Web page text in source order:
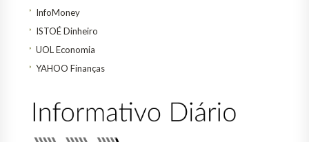
InfoMoney
ISTOÉ Dinheiro
UOL Economia
YAHOO Finanças